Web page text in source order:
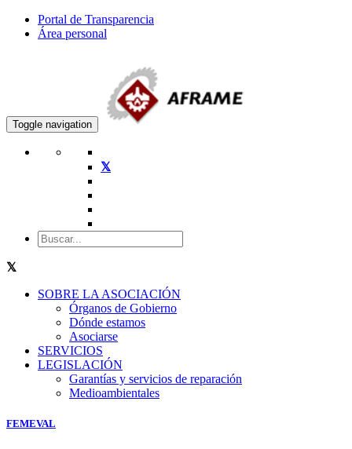
Portal de Transparencia
Área personal
Toggle navigation
SOBRE LA ASOCIACIÓN
Órganos de Gobierno
Dónde estamos
Asociarse
SERVICIOS
LEGISLACIÓN
Garantías y servicios de reparación
Medioambientales
FEMEVAL